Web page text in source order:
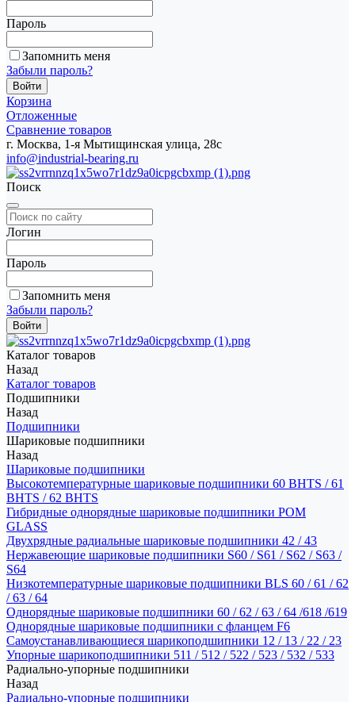
Пароль
Запомнить меня
Забыли пароль?
Корзина
Отложенные
Сравнение товаров
г. Москва, 1-я Мытищинская улица, 28с
info@industrial-bearing.ru
Поиск
Логин
Пароль
Запомнить меня
Забыли пароль?
Каталог товаров
Назад
Каталог товаров
Подшипники
Назад
Подшипники
Шариковые подшипники
Назад
Шариковые подшипники
Высокотемпературные шариковые подшипники 60 BHTS / 61
BHTS / 62 BHTS
Гибридные однорядные шариковые подшипники POM
GLASS
Двухрядные радиальные шариковые подшипники 42 / 43
Нержавеющие шариковые подшипники S60 / S61 / S62 / S63 /
S64
Низкотемпературные шариковые подшипники BLS 60 / 61 / 62
/ 63 / 64
Однорядные шариковые подшипники 60 / 62 / 63 / 64 /618 /619
Однорядные шариковые подшипники с фланцем F6
Самоустанавливающиеся шарикоподшипники 12 / 13 / 22 / 23
Упорные шарикоподшипники 511 / 512 / 522 / 523 / 532 / 533
Радиально-упорные подшипники
Назад
Радиально-упорные подшипники